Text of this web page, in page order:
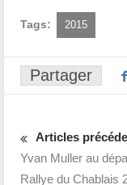
Tags: 2015
Partager
Articles
Yvan Muller au
Rallye du Chablais